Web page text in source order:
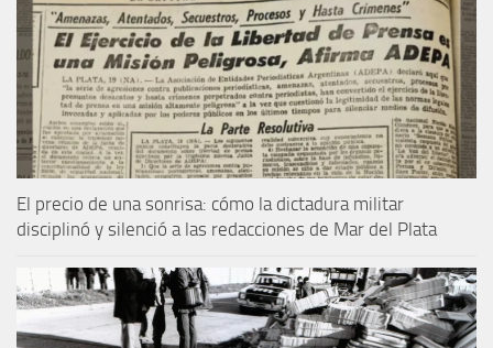
El precio de una sonrisa: cómo la dictadura militar
disciplinó y silenció a las redacciones de Mar del Plata